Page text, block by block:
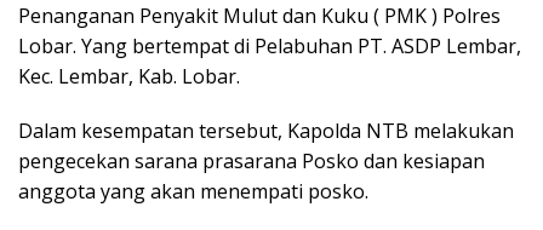
Penanganan Penyakit Mulut dan Kuku ( PMK ) Polres
Lobar. Yang bertempat di Pelabuhan PT. ASDP Lembar,
Kec. Lembar, Kab. Lobar.
Dalam kesempatan tersebut, Kapolda NTB melakukan
pengecekan sarana prasarana Posko dan kesiapan
anggota yang akan menempati posko.